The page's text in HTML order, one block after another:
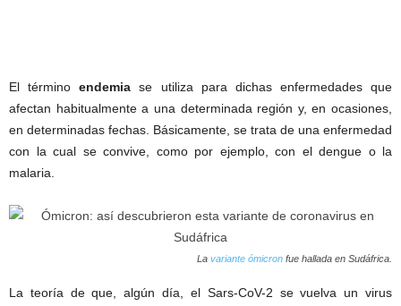
El términoendemia se utiliza para dichas enfermedades que
afectan habitualmente a una determinada región y, en ocasiones,
en determinadas fechas. Básicamente, se trata de una enfermedad
con la cual se convive, como por ejemplo, con el dengue o la
malaria.
La variante ómicron fue hallada en Sudáfrica.
La teoría de que, algún día, el Sars-CoV-2 se vuelva un virus